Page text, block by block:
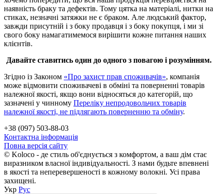
наявність браку та дефектів. Тому цятка на матеріалі, нитки на
стиках, незначні затяжки не є браком. Але людський фактор,
завжди присутній і з боку продавця і з боку покупця, і ми зі
свого боку намагатимемося вирішити кожне питання наших
клієнтів.
Давайте ставитись один до одного з повагою і розумінням.
Згідно із Законом «Про захист прав споживачів», компанія
може відмовити споживачеві в обміні та поверненні товарів
належної якості, якщо вони відносяться до категорій, що
зазначені у чинному Переліку непродовольчих товарів
належної якості, не підлягають поверненню та обміну.
+38 (097) 503-88-03
Контактна інформація
Повна версія сайту
© Koloco - де стиль об'єднується з комфортом, а ваш дім стає
виразником власної індивідуальності. З нами будьте впевнені
в якості та неперевершеності в кожному волокні. Усі права
захищені.
Укр Рус